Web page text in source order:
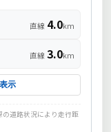
直線 4.0km
直線 3.0km
示
道路状況により走行距